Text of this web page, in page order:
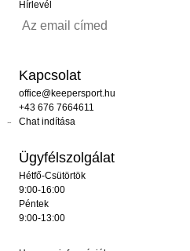
Hírlevél
Kapcsolat
office@keepersport.hu
+43 676 7664611
Chat indítása
Ügyfélszolgálat
Hétfő-Csütörtök
9:00-16:00
Péntek
9:00-13:00